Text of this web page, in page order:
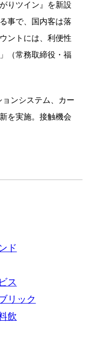
りツイン』を新設
事で、国内客は落
ントには、利便性
（常務取締役・福
ンシステム、カー
を実施。接触機会
ド
ス
リック
飲